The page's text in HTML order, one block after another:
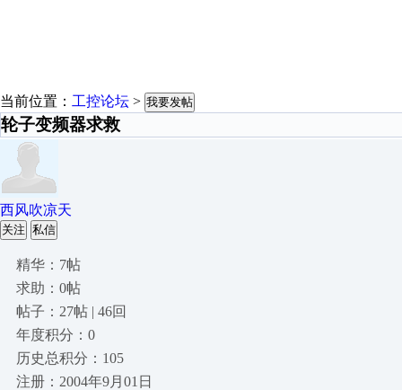
当前位置： 工控论坛 > 我要发帖
轮子变频器求救
西风吹凉天
关注 私信
精华：7帖
求助：0帖
帖子：27帖 | 46回
年度积分：0
历史总积分：105
注册：2004年9月01日